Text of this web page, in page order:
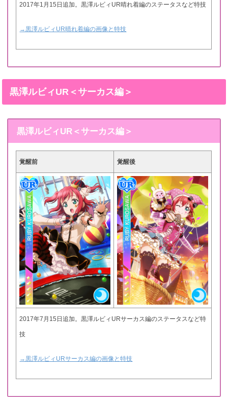
2017年1月15日追加。黒澤ルビィUR晴れ着編のステータスなど特技
→黒澤ルビィUR晴れ着編の画像と特技
黒澤ルビィUR＜サーカス編＞
黒澤ルビィUR＜サーカス編＞
覚醒前 覚醒後
2017年7月15日追加。黒澤ルビィURサーカス編のステータスなど特
技
→黒澤ルビィURサーカス編の画像と特技